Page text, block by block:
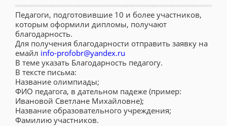
Педагоги, подготовившие 10 и более участников,
которым оформили дипломы, получают
благодарность.
Для получения благодарности отправить заявку на
емайл info-profobr@yandex.ru
В теме указать Благодарность педагогу.
В тексте письма:
Название олимпиады;
ФИО педагога, в дательном падеже (пример:
Ивановой Светлане Михайловне);
Название образовательного учреждения;
Фамилию участников.